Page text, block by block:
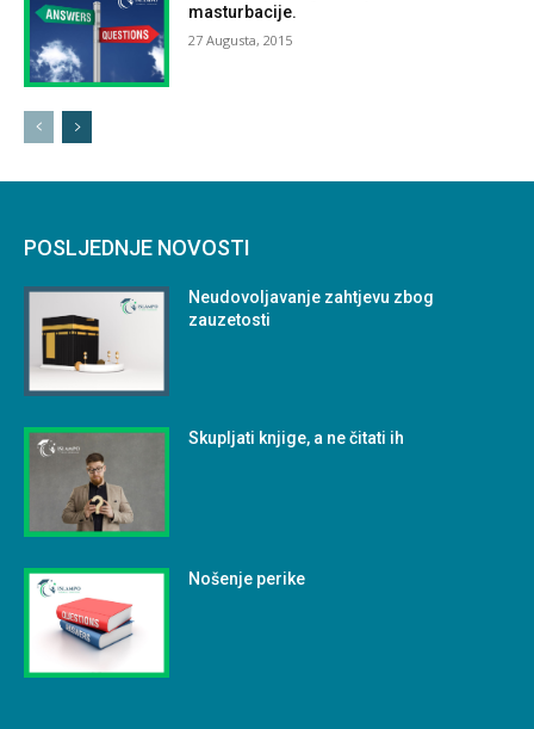
masturbacije.
27 Augusta, 2015
POSLJEDNJE NOVOSTI
Neudovoljavanje zahtjevu zbog
zauzetosti
Skupljati knjige, a ne čitati ih
Nošenje perike